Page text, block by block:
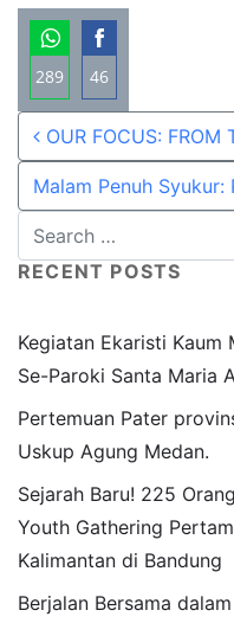
289
Share
on
WhatsApp
46
Share
on
Facebook
Post
OUR FOCUS:
Malam Penuh
RECENT POSTS
Kegiatan Ekaristi Kaum
Se-Paroki Santa Maria
Pertemuan Pater
Uskup Agung Medan.
Sejarah Baru! 225
Youth Gathering
Kalimantan di Bandung
Berjalan Bersama